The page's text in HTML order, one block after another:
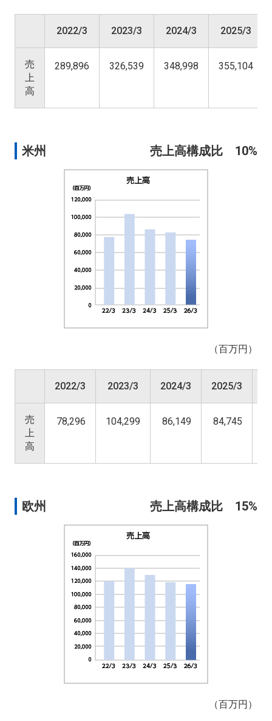
2022/3 2023/3 2024/3 2025/3
売
上
高
289,896 326,539 348,998 355,104
米州 売上高構成比 10%
（百万円）
2022/3 2023/3 2024/3 2025/3
売
上
高
78,296 104,299 86,149 84,745
欧州 売上高構成比 15%
（百万円）